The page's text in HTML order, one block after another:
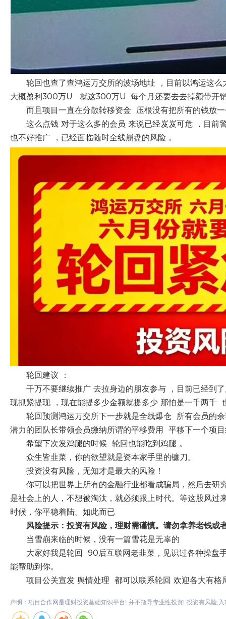
轮回也查了查鸿运万交所的波场地址 ，目前以鸿运这
大概盈利300万U 就这300万U 每个月还要去去掉额带开
而且项目一直在分散转移资金 压根没有把所有的钱放
这么点钱 对于这么多的会员 来说已经岌岌可危 ，目
也不好推广 ，已经面临随时全线崩盘的风险 。
轮回建议 ：
千万不要继续推广 去拉身边的朋友参与 ，目前已经到
现抓紧提现 ，现在能提多少金额就提多少 那怕是一千两千
轮回预测鸿运万交所下一步就是全线爆仓 所有会员的
潜力的团队长带领会员缴纳所谓的平移费用 平移下一个项
希望下次发鸡腿的时候 轮回也能吃到鸡腿 。
众生皆韭菜，你的欲望就是资本家手里的镰刀。
投资没有风险，无知才是最大的风险！
你可以把世界上所有的金融行业都看成骗局，然后去研
是社会上的人，不想被淘汰，就必须跟上时代。等这股风
时候，你平稳着陆。如此而已
风险提示：投资有风险，理财需谨慎。请勿拿养老钱或
当雪崩来临的时候，没有一篇雪花是无辜的
大家好我是轮回 90后互联网老韭菜，见识过各种操盘
能帮助到你。
项目公关宣发 舆情处理 都可以联系轮回 欢迎各大有格
声明：项目合作网是理财投资基础知识平台! 并不指导专业性投资! 投资有风险,入